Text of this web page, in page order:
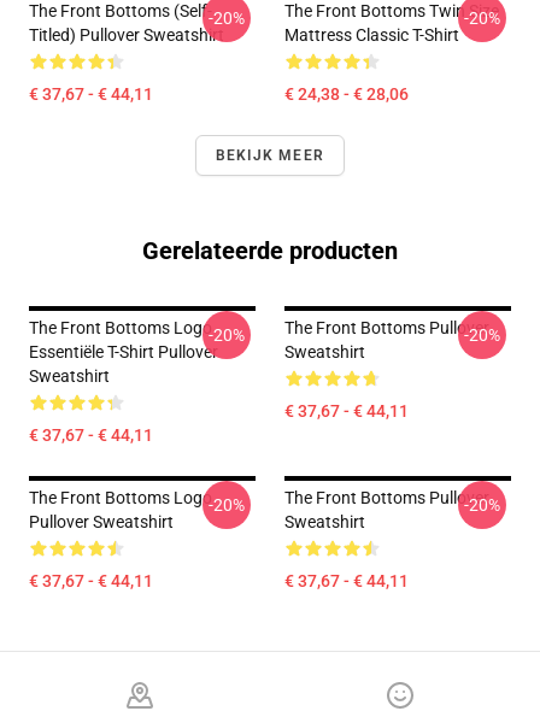
The Front Bottoms (Self-
Titled) Pullover Sweatshirt
€ 37,67 - € 44,11
-20%
The Front Bottoms Twin Size
Mattress Classic T-Shirt
€ 24,38 - € 28,06
-20%
BEKIJK MEER
Gerelateerde producten
The Front Bottoms Logo
Essentiële T-Shirt Pullover
Sweatshirt
€ 37,67 - € 44,11
-20%
The Front Bottoms Pullover
Sweatshirt
€ 37,67 - € 44,11
-20%
The Front Bottoms Logo
Pullover Sweatshirt
€ 37,67 - € 44,11
-20%
The Front Bottoms Pullover
Sweatshirt
€ 37,67 - € 44,11
-20%